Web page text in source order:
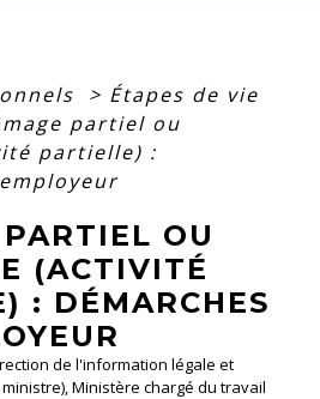
> Étapes de vie
partiel ou
partielle) :
OU
(ACTIVITÉ
: DÉMARCHES
de l'information légale et
Ministère chargé du travail